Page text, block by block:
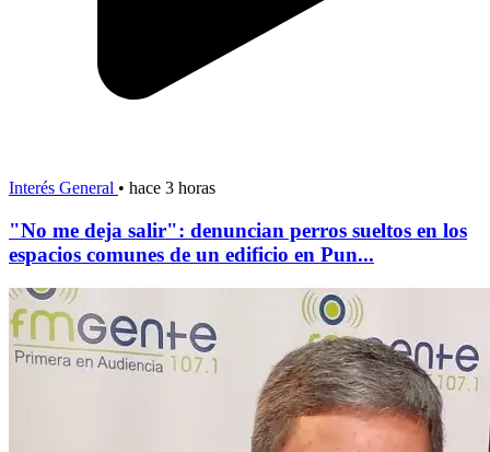
Interés General • hace 3 horas
"No me deja salir": denuncian perros sueltos en los
espacios comunes de un edificio en Pun...